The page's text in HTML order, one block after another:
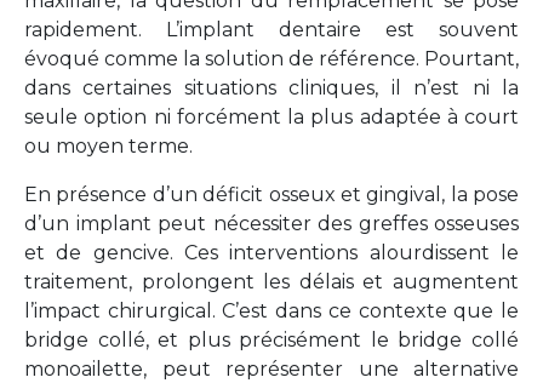
rapidement. L’implant dentaire est souvent
évoqué comme la solution de référence. Pourtant,
dans certaines situations cliniques, il n’est ni la
seule option ni forcément la plus adaptée à court
ou moyen terme.
En présence d’un déficit osseux et gingival, la pose
d’un implant peut nécessiter des greffes osseuses
et de gencive. Ces interventions alourdissent le
traitement, prolongent les délais et augmentent
l’impact chirurgical. C’est dans ce contexte que le
bridge collé, et plus précisément le bridge collé
monoailette, peut représenter une alternative